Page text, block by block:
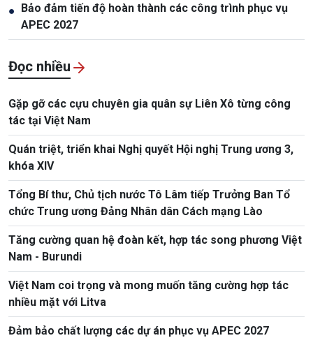
● Bảo đảm tiến độ hoàn thành các công trình phục vụ
APEC 2027
Đọc nhiều
Gặp gỡ các cựu chuyên gia quân sự Liên Xô từng công
tác tại Việt Nam
Quán triệt, triển khai Nghị quyết Hội nghị Trung ương 3,
khóa XIV
Tổng Bí thư, Chủ tịch nước Tô Lâm tiếp Trưởng Ban Tổ
chức Trung ương Đảng Nhân dân Cách mạng Lào
Tăng cường quan hệ đoàn kết, hợp tác song phương Việt
Nam - Burundi
Việt Nam coi trọng và mong muốn tăng cường hợp tác
nhiều mặt với Litva
Đảm bảo chất lượng các dự án phục vụ APEC 2027